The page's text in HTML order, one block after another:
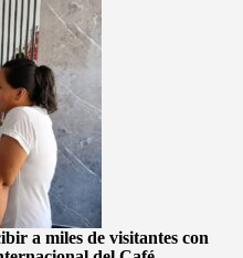
a miles de visitantes con